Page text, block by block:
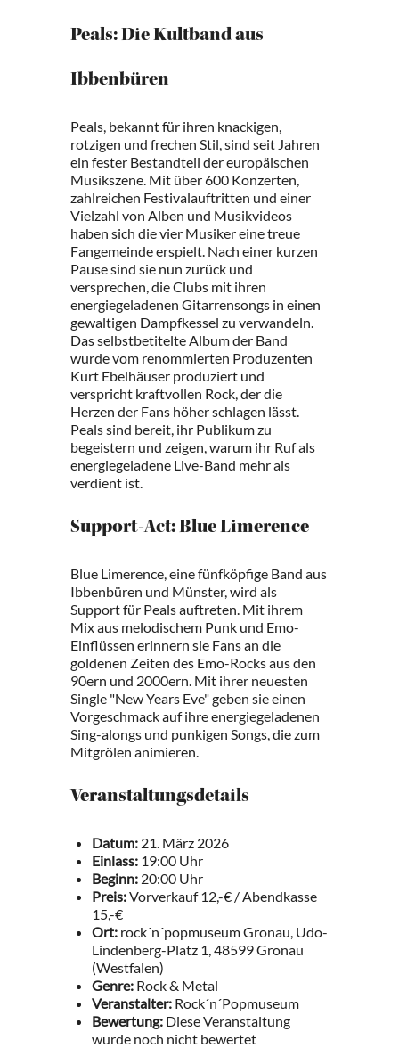
Peals: Die Kultband aus
Ibbenbüren
Peals, bekannt für ihren knackigen,
rotzigen und frechen Stil, sind seit Jahren
ein fester Bestandteil der europäischen
Musikszene. Mit über 600 Konzerten,
zahlreichen Festivalauftritten und einer
Vielzahl von Alben und Musikvideos
haben sich die vier Musiker eine treue
Fangemeinde erspielt. Nach einer kurzen
Pause sind sie nun zurück und
versprechen, die Clubs mit ihren
energiegeladenen Gitarrensongs in einen
gewaltigen Dampfkessel zu verwandeln.
Das selbstbetitelte Album der Band
wurde vom renommierten Produzenten
Kurt Ebelhäuser produziert und
verspricht kraftvollen Rock, der die
Herzen der Fans höher schlagen lässt.
Peals sind bereit, ihr Publikum zu
begeistern und zeigen, warum ihr Ruf als
energiegeladene Live-Band mehr als
verdient ist.
Support-Act: Blue Limerence
Blue Limerence, eine fünfköpfige Band aus
Ibbenbüren und Münster, wird als
Support für Peals auftreten. Mit ihrem
Mix aus melodischem Punk und Emo-
Einflüssen erinnern sie Fans an die
goldenen Zeiten des Emo-Rocks aus den
90ern und 2000ern. Mit ihrer neuesten
Single "New Years Eve" geben sie einen
Vorgeschmack auf ihre energiegeladenen
Sing-alongs und punkigen Songs, die zum
Mitgrölen animieren.
Veranstaltungsdetails
Datum: 21. März 2026
Einlass: 19:00 Uhr
Beginn: 20:00 Uhr
Preis:Vorverkauf 12,-€ / Abendkasse
15,-€
Ort: rock´n´popmuseum Gronau, Udo-
Lindenberg-Platz 1, 48599 Gronau
(Westfalen)
Genre: Rock & Metal
Veranstalter: Rock´n´Popmuseum
Bewertung: Diese Veranstaltung
wurde noch nicht bewertet